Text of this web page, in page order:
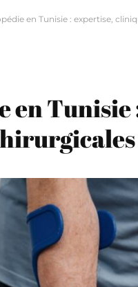
en Tunisie : expertise,
en